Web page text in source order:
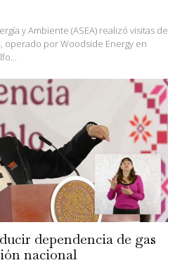
y Ambiente (ASEA) realizó visitas de
por Woodside Energy en
dependencia de gas
nacional